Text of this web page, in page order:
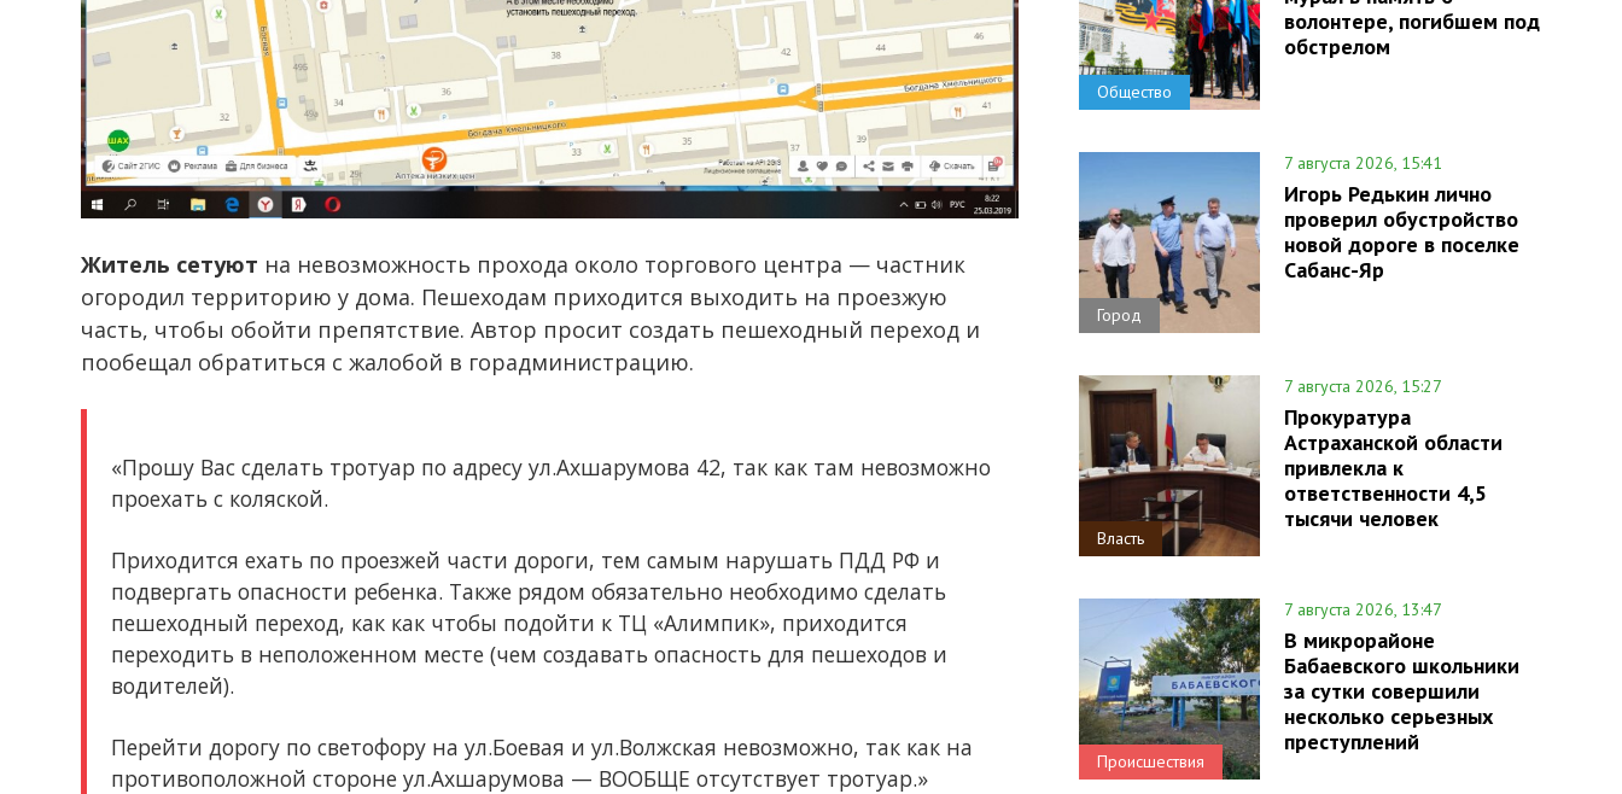
Житель сетуют на невозможность прохода около торгового центра — частник
огородил территорию у дома. Пешеходам приходится выходить на проезжую
часть, чтобы обойти препятствие. Автор просит создать пешеходный переход и
пообещал обратиться с жалобой в горадминистрацию.
«Прошу Вас сделать тротуар по адресу ул.Ахшарумова 42, так как там невозможно
проехать с коляской.
Приходится ехать по проезжей части дороги, тем самым нарушать ПДД РФ и
подвергать опасности ребенка. Также рядом обязательно необходимо сделать
пешеходный переход, как как чтобы подойти к ТЦ «Алимпик», приходится
переходить в неположенном месте (чем создавать опасность для пешеходов и
водителей).
Перейти дорогу по светофору на ул.Боевая и ул.Волжская невозможно, так как на
противоположной стороне ул.Ахшарумова — ВООБЩЕ отсутствует тротуар.»
Общество
волонтере, погибшем под
обстрелом
Город
7 августа 2026, 15:41
Игорь Редькин лично
проверил обустройство
новой дороге в поселке
Сабанс-Яр
Власть
7 августа 2026, 15:27
Прокуратура
Астраханской области
привлекла к
ответственности 4,5
тысячи человек
Происшествия
7 августа 2026, 13:47
В микрорайоне
Бабаевского школьники
за сутки совершили
несколько серьезных
преступлений